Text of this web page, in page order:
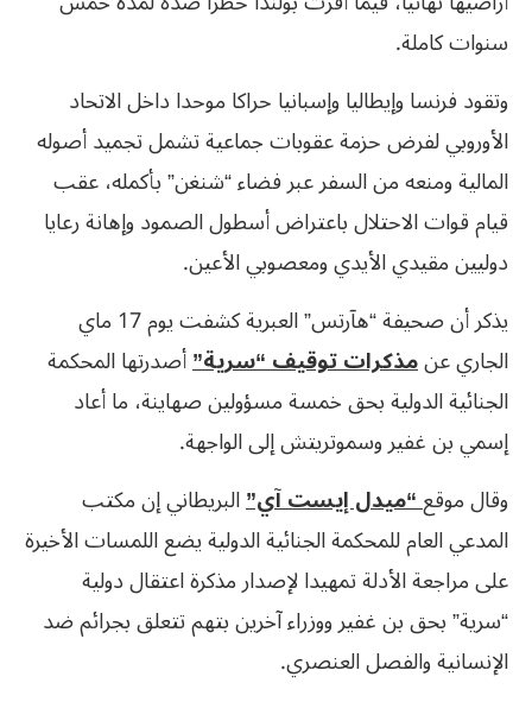
سنوات كاملة.
وتقود فرنسا وإيطاليا وإسبانيا حراكا موحدا داخل الاتحاد
الأوروبي لفرض حزمة عقوبات جماعية تشمل تجميد أصوله
المالية ومنعه من السفر عبر فضاء “شنغن” بأكمله، عقب
قيام قوات الاحتلال باعتراض أسطول الصمود وإهانة رعايا
دوليين مقيدي الأيدي ومعصوبي الأعين.
يذكر أن صحيفة “هآرتس” العبرية كشفت يوم 17 ماي
الجاري عنمذكرات توقيف “سرية”أصدرتها المحكمة
الجنائية الدولية بحق خمسة مسؤولين صهاينة، ما أعاد
إسمي بن غفير وسموتريتش إلى الواجهة.
وقال موقع“ميدل إيست آي”البريطاني إن مكتب
المدعي العام للمحكمة الجنائية الدولية يضع اللمسات الأخيرة
على مراجعة الأدلة تمهيدا لإصدار مذكرة اعتقال دولية
“سرية” بحق بن غفير ووزراء آخرين بتهم تتعلق بجرائم ضد
الإنسانية والفصل العنصري.